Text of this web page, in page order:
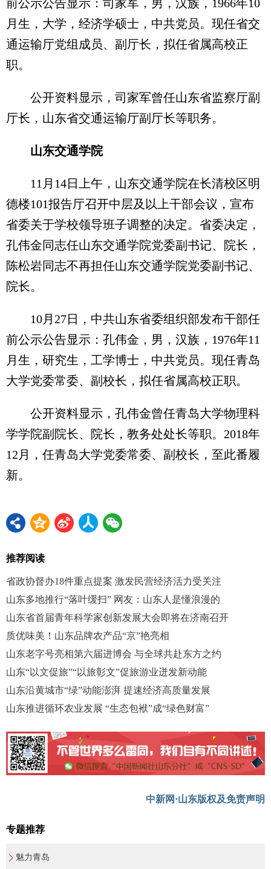
前公示公告显示：司家军，男，汉族，1966年10
月生，大学，经济学硕士，中共党员。现任省交
通运输厅党组成员、副厅长，拟任省属高校正
职。
公开资料显示，司家军曾任山东省监察厅副
厅长，山东省交通运输厅副厅长等职务。
山东交通学院
11月14日上午，山东交通学院在长清校区明
德楼101报告厅召开中层及以上干部会议，宣布
省委关于学校领导班子调整的决定。省委决定，
孔伟金同志任山东交通学院党委副书记、院长，
陈松岩同志不再担任山东交通学院党委副书记、
院长。
10月27日，中共山东省委组织部发布干部任
前公示公告显示：孔伟金，男，汉族，1976年11
月生，研究生，工学博士，中共党员。现任青岛
大学党委常委、副校长，拟任省属高校正职。
公开资料显示，孔伟金曾任青岛大学物理科
学学院副院长、院长，教务处处长等职。2018年
12月，任青岛大学党委常委、副校长，至此番履
新。
推荐阅读
省政协督办18件重点提案 激发民营经济活力受关注
山东多地推行“落叶缓扫” 网友：山东人是懂浪漫的
山东省首届青年科学家创新发展大会即将在济南召开
质优味美！山东品牌农产品“京”艳亮相
山东老字号亮相第六届进博会 与全球共赴东方之约
山东“以文促旅”“以旅彰文”促旅游业迸发新动能
山东沿黄城市“绿”动能澎湃 提速经济高质量发展
山东推进循环农业发展 “生态包袱”成“绿色财富”
中新网·山东版权及免责声明
专题推荐
魅力青岛